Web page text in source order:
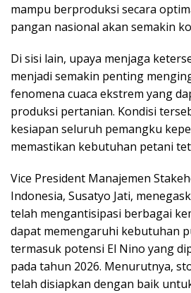
mampu berproduksi secara
pangan nasional akan semakin
Di sisi lain, upaya menjaga
menjadi semakin penting
fenomena cuaca ekstrem yang
produksi pertanian. Kondisi
kesiapan seluruh pemangku
memastikan kebutuhan petani
Vice President Manajemen
Indonesia, Susatyo Jati,
telah mengantisipasi berbagai
dapat memengaruhi kebutuhan
termasuk potensi El Nino yang
pada tahun 2026. Menurutnya,
telah disiapkan dengan baik